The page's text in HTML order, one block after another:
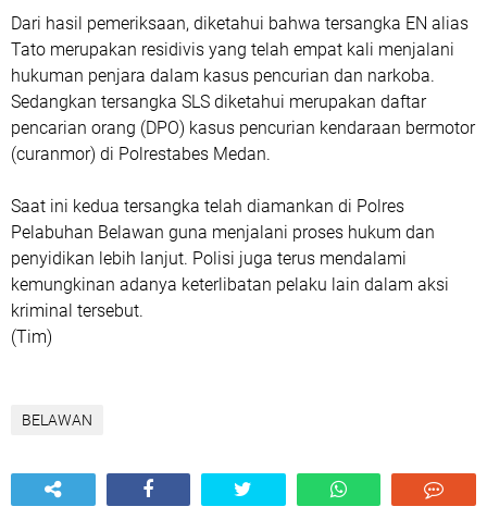
Dari hasil pemeriksaan, diketahui bahwa tersangka EN alias
Tato merupakan residivis yang telah empat kali menjalani
hukuman penjara dalam kasus pencurian dan narkoba.
Sedangkan tersangka SLS diketahui merupakan daftar
pencarian orang (DPO) kasus pencurian kendaraan bermotor
(curanmor) di Polrestabes Medan.
Saat ini kedua tersangka telah diamankan di Polres
Pelabuhan Belawan guna menjalani proses hukum dan
penyidikan lebih lanjut. Polisi juga terus mendalami
kemungkinan adanya keterlibatan pelaku lain dalam aksi
kriminal tersebut.
(Tim)
BELAWAN